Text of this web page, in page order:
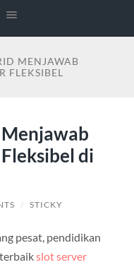
MENJAWAB
FLEKSIBEL
di
/ STICKY
pesat, pendidikan
slot server